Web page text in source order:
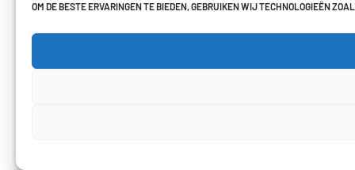
OM DE BESTE ERVARINGEN TE BIEDEN, GEBRUIKEN WIJ TECHNOLOGIEËN